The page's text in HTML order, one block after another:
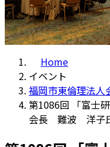
Home
イベント
福岡市東倫理法人
第1086回 「富士
会長 難波 洋